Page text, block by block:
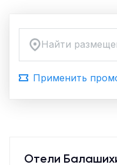
Найти
Применить
Отели